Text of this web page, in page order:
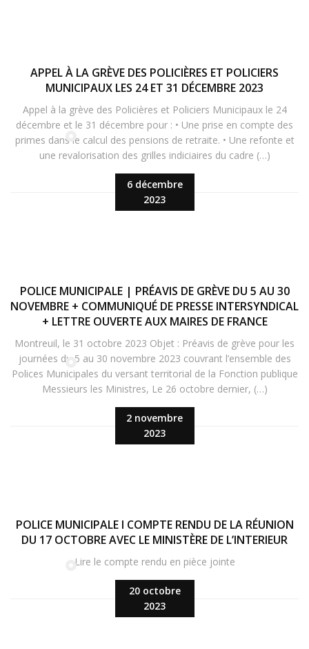
6 décembre
2023
APPEL À LA GRÈVE DES POLICIÈRES ET POLICIERS
MUNICIPAUX LES 24 ET 31 DÉCEMBRE 2023
Appel à la grève des Policières et Policiers Municipaux le 24
décembre et le 31 décembre pour : • Une prise en compte des
primes dans le calcul des pensions de retraite. • Une refonte et
une revalorisation des grilles indiciaires du cadre (…)
2 novembre
2023
POLICE MUNICIPALE | PRÉAVIS DE GRÈVE DU 5 AU 30
NOVEMBRE + COMMUNIQUÉ DE PRESSE INTERSYNDICAL
+ LETTRE OUVERTE AUX MAIRES DE FRANCE
Montreuil, le 31 octobre 2023 Objet : Préavis de grève pour les
journées du 5 au 30 novembre 2023 couvrant l’ensemble des
Polices Municipales du versant territorial de la Fonction publique
Messieurs les Ministres, Le 26 octobre dernier, (…)
20 octobre
2023
POLICE MUNICIPALE I COMPTE RENDU DE LA RÉUNION
DU 17 OCTOBRE AVEC LE MINISTÈRE DE L’INTERIEUR
Lire le compte rendu en pièce jointe